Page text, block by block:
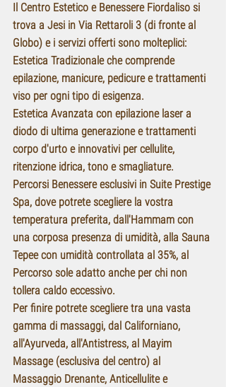
Il Centro Estetico e Benessere Fiordaliso si
trova a Jesi in Via Rettaroli 3 (di fronte al
Globo) e i servizi offerti sono molteplici:
Estetica Tradizionale che comprende
epilazione, manicure, pedicure e trattamenti
viso per ogni tipo di esigenza.
Estetica Avanzata con epilazione laser a
diodo di ultima generazione e trattamenti
corpo d'urto e innovativi per cellulite,
ritenzione idrica, tono e smagliature.
Percorsi Benessere esclusivi in Suite Prestige
Spa, dove potrete scegliere la vostra
temperatura preferita, dall'Hammam con
una corposa presenza di umidità, alla Sauna
Tepee con umidità controllata al 35%, al
Percorso sole adatto anche per chi non
tollera caldo eccessivo.
Per finire potrete scegliere tra una vasta
gamma di massaggi, dal Californiano,
all'Ayurveda, all'Antistress, al Mayim
Massage (esclusiva del centro) al
Massaggio Drenante, Anticellulite e